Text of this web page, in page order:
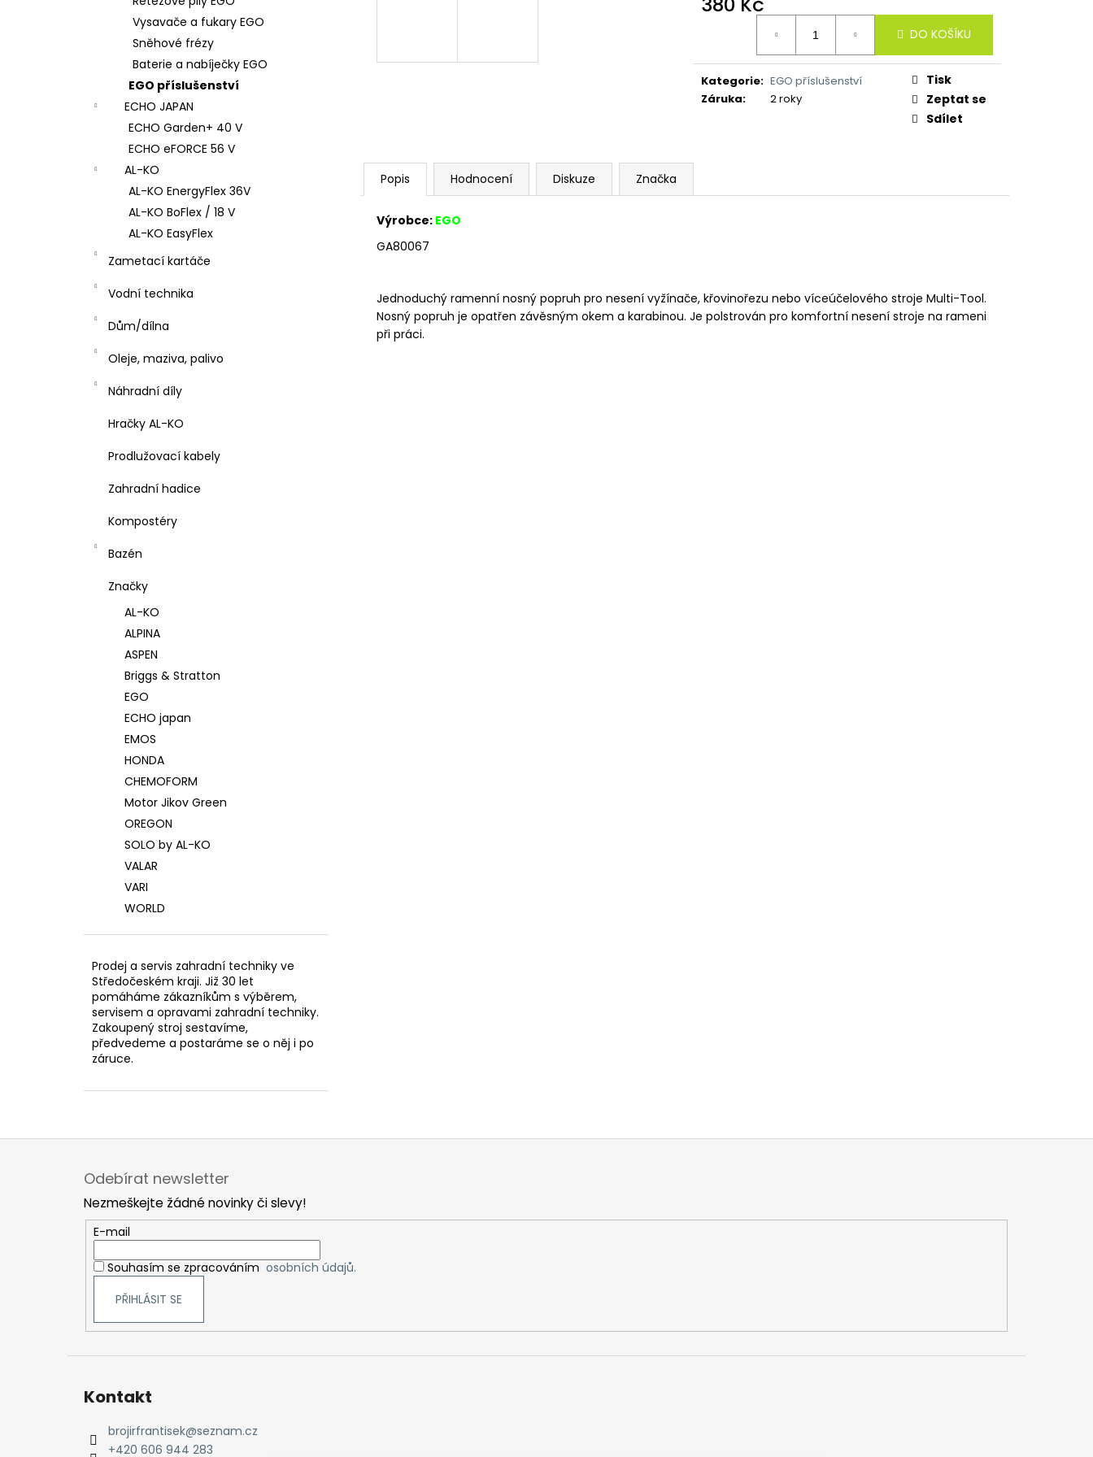
Vysavače a fukary EGO
Sněhové frézy
Baterie a nabíječky EGO
EGO příslušenství
ECHO JAPAN
ECHO Garden+ 40 V
ECHO eFORCE 56 V
AL-KO
AL-KO EnergyFlex 36V
AL-KO BoFlex / 18 V
AL-KO EasyFlex
Zametací kartáče
Vodní technika
Dům/dílna
Oleje, maziva, palivo
Náhradní díly
Hračky AL-KO
Prodlužovací kabely
Zahradní hadice
Kompostéry
Bazén
Značky
AL-KO
ALPINA
ASPEN
Briggs & Stratton
EGO
ECHO japan
EMOS
HONDA
CHEMOFORM
Motor Jikov Green
OREGON
SOLO by AL-KO
VALAR
VARI
WORLD
Prodej a servis zahradní techniky ve
Středočeském kraji. Již 30 let
pomáháme zákazníkům s výběrem,
servisem a opravami zahradní techniky.
Zakoupený stroj sestavíme,
předvedeme a postaráme se o něj i po
záruce.
DO KOŠÍKU
Kategorie: EGO příslušenství
Záruka: 2 roky
Tisk
Zeptat se
Sdílet
Popis Hodnocení Diskuze Značka
Výrobce: EGO
GA80067
Jednoduchý ramenní nosný popruh pro nesení vyžínače, křovinořezu nebo víceúčelového stroje Multi-Tool.
Nosný popruh je opatřen závěsným okem a karabinou. Je polstrován pro komfortní nesení stroje na rameni
při práci.
Z
Odebírat newsletter
Nezmeškejte žádné novinky či slevy!
E-mail
Souhasím se zpracováním osobních údajů.
PŘIHLÁSIT SE
Kontakt
brojirfrantisek@seznam.cz
+420 606 944 283